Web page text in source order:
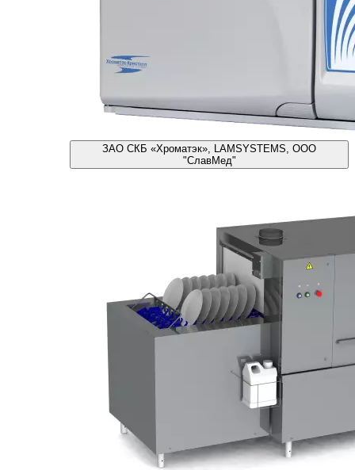
ЗАО СКБ «Хроматэк», LAMSYSTEMS, ООО
"СлавМед"